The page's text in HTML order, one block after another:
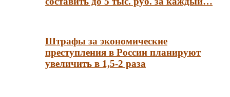
Штрафы за экономические
преступления в России планируют
увеличить в 1,5-2 раза